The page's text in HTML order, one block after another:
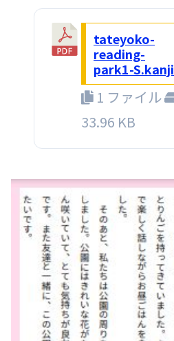
tateyoko-
reading-
park1-S.kanji
1 ファイル
33.96 KB